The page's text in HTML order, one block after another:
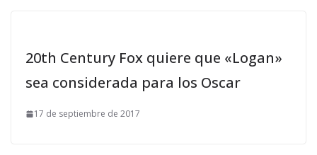
20th Century Fox quiere que «Logan»
sea considerada para los Oscar
17 de septiembre de 2017